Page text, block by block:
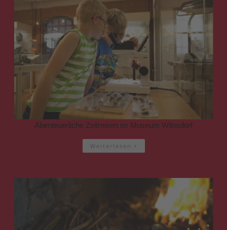
Abenteuerliche Zeitreisen im Museum Wilnsdorf
Weiterlesen